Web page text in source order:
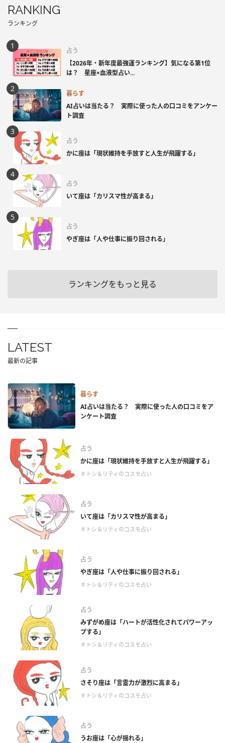
RANKING
ランキング
占う
【2026年・新年度最強運ランキング】気になる第1位
は？ 星座×血液型占い...
暮らす
AI占いは当たる？ 実際に使った人の口コミをアンケー
ト調査
占う
かに座は「現状維持を手放すと人生が飛躍する」
占う
いて座は「カリスマ性が高まる」
占う
やぎ座は「人や仕事に振り回される」
ランキングをもっと見る
LATEST
最新の記事
暮らす
AI占いは当たる？ 実際に使った人の口コミをア
ンケート調査
占う
かに座は「現状維持を手放すと人生が飛躍する」
＃トシ＆リティのコスモ占い
占う
いて座は「カリスマ性が高まる」
＃トシ＆リティのコスモ占い
占う
やぎ座は「人や仕事に振り回される」
＃トシ＆リティのコスモ占い
占う
みずがめ座は「ハートが活性化されてパワーアッ
プする」
＃トシ＆リティのコスモ占い
占う
さそり座は「言霊力が激烈に高まる」
＃トシ＆リティのコスモ占い
占う
うお座は「心が揺れる」